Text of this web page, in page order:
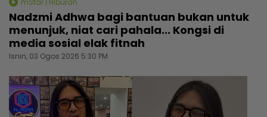
Nadzmi Adhwa bagi bantuan bukan untuk
menunjuk, niat cari pahala... Kongsi di
media sosial elak fitnah
Isnin, 03 Ogos 2026 5:30 PM